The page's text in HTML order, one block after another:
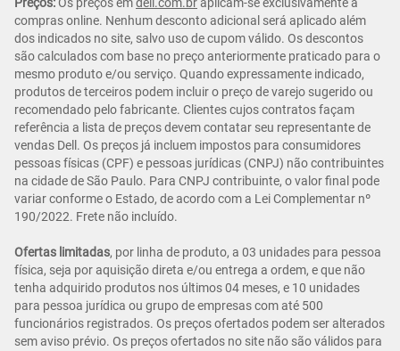
compras online. Nenhum desconto adicional será aplicado além
dos indicados no site, salvo uso de cupom válido. Os descontos
são calculados com base no preço anteriormente praticado para o
mesmo produto e/ou serviço. Quando expressamente indicado,
produtos de terceiros podem incluir o preço de varejo sugerido ou
recomendado pelo fabricante. Clientes cujos contratos façam
referência a lista de preços devem contatar seu representante de
vendas Dell. Os preços já incluem impostos para consumidores
pessoas físicas (CPF) e pessoas jurídicas (CNPJ) não contribuintes
na cidade de São Paulo. Para CNPJ contribuinte, o valor final pode
variar conforme o Estado, de acordo com a Lei Complementar nº
190/2022. Frete não incluído.
Ofertas limitadas, por linha de produto, a 03 unidades para pessoa
física, seja por aquisição direta e/ou entrega a ordem, e que não
tenha adquirido produtos nos últimos 04 meses, e 10 unidades
para pessoa jurídica ou grupo de empresas com até 500
funcionários registrados. Os preços ofertados podem ser alterados
sem aviso prévio. Os preços ofertados no site não são válidos para